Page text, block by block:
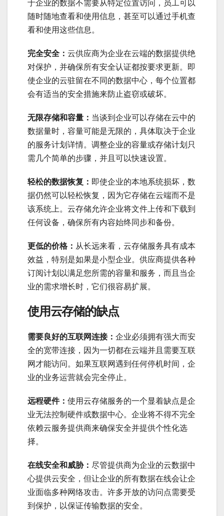
于企业的数据不需要从特定位置访问，员工可以
随时随地查看和使用信息，甚至可以通过手机查
看和使用这些信息。
完全安全： 云供应商为企业在云端的数据提供绝
对保护，并确保所有安全认证都按要求更新。即
使企业的云驻留在不同的数据中心，每个位置都
会有适当的安全措施来防止盗窃或破坏。
无限存储和容量： 当谈到企业可以存储在云中的
数据量时，容量可能是无限的，具体取决于企业
的服务计划详情。调整企业的容量或存储计划只
需几个简单的步骤，并且可以快速设置。
轻松的数据恢复： 即使企业的本地系统损坏，数
据仍然可以轻松恢复，因为它存储在云端而不是
该系统上。云存储允许企业将文件上传和下载到
任何设备，确保所有内容始终同步和备份。
更低的价格： 从长远来看，云存储服务具有成本
效益，特别是如果是小型企业。供应商提供各种
订阅计划以满足您所需的容量和服务，而且当企
业的需求增长时，它们很容易扩展。
使用云存储的缺点
需要良好的互联网连接： 企业必须拥有强大而安
全的宽带连接，因为一切都在云端并且需要互联
网才能访问。如果互联网遇到任何停机时间，企
业的业务运营就会完全停止。
远程硬件： 使用云存储服务的一个显着缺点是企
业无法控制硬件或数据中心。企业将不得不完全
依赖云服务提供商来确保安全并提供个性化选
择。
在线安全和威胁： 尽管提供商为企业的云数据中
心提供云安全，但让企业的所有数据在线会让企
业面临多种网络攻击。许多开放的访问点需要受
到保护，以保证传输数据的安全。